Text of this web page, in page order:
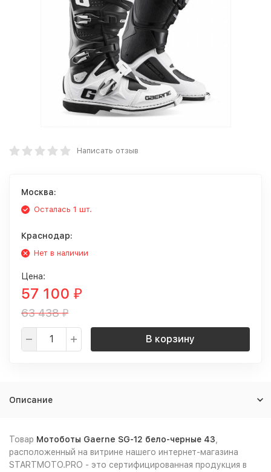
Написать отзыв
Москва:
Осталась 1 шт.
Краснодар:
Нет в наличии
Цена:
57 100 ₽
63 438₽
В корзину
Описание
Товар Мотоботы Gaerne SG-12 бело-черные 43
расположенный на витрине нашего интернет-магазина
STARTMOTO.PRO - это сертифицированная продукция в